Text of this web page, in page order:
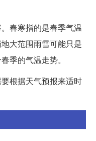
春寒指的是春季气温
大范围雨雪可能只是
季的气温走势。
根据天气预报来适时